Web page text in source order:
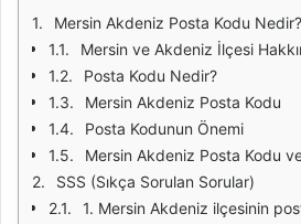
Mersin Akdeniz Posta Kodu Nedir?
Mersin ve Akdeniz İlçesi
Posta Kodu Nedir?
Mersin Akdeniz Posta Kodu
Posta Kodunun Önemi
Mersin Akdeniz Posta Kodu
SSS (Sıkça Sorulan Sorular)
1. Mersin Akdeniz ilçesinin